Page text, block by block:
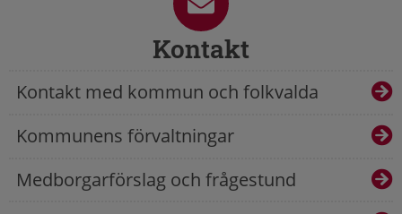
Kontakt
Kontakt med kommun och folkvalda
Kommunens förvaltningar
Medborgarförslag och frågestund